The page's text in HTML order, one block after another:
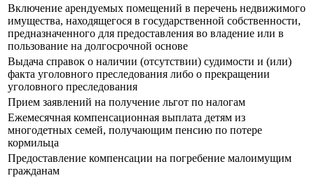
Включение арендуемых помещений в перечень недвижимого
имущества, находящегося в государственной собственности,
предназначенного для предоставления во владение или в
пользование на долгосрочной основе
Выдача справок о наличии (отсутствии) судимости и (или)
факта уголовного преследования либо о прекращении
уголовного преследования
Прием заявлений на получение льгот по налогам
Ежемесячная компенсационная выплата детям из
многодетных семей, получающим пенсию по потере
кормильца
Предоставление компенсации на погребение малоимущим
гражданам